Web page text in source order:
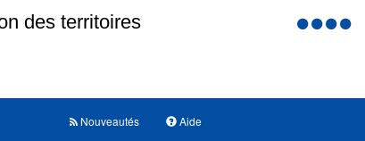
Menu
Aide
Nouveautés